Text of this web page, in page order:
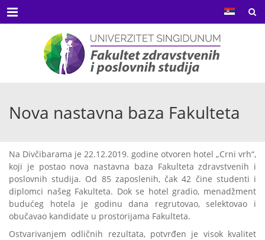
Menu
Nova nastavna baza Fakulteta
Na Divčibarama je 22.12.2019. godine otvoren hotel „Crni vrh“,
koji je postao nova nastavna baza Fakulteta zdravstvenih i
poslovnih studija. Od 85 zaposlenih, čak 42 čine studenti i
diplomci našeg Fakulteta. Dok se hotel gradio, menadžment
budućeg hotela je godinu dana regrutovao, selektovao i
obučavao kandidate u prostorijama Fakulteta.
Ostvarivanjem odličnih rezultata, potvrđen je visok kvalitet